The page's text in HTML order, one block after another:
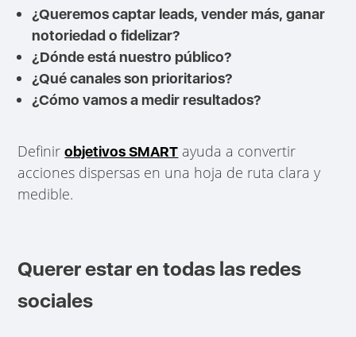
¿Queremos captar leads, vender más, ganar
notoriedad o fidelizar?
¿Dónde está nuestro público?
¿Qué canales son prioritarios?
¿Cómo vamos a medir resultados?
Definirobjetivos SMART ayuda a convertir
acciones dispersas en una hoja de ruta clara y
medible.
Querer estar en todas las redes
sociales